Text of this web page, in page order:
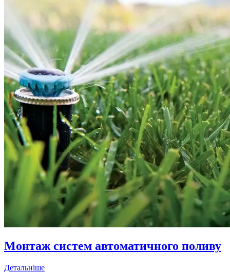
Монтаж систем автоматичного поливу
Детальніше